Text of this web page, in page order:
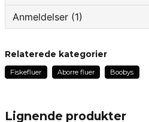
Lignende produkter
Önskemål att införskaffa
på 15min med den
Forretningen svarede
Okej men det tar ca 2 veckor
question
Spørg os om noget om
Anmeldelser (1)
Kjell
Relaterede kategorier
Fiskefluer Aborre fluer Boobys